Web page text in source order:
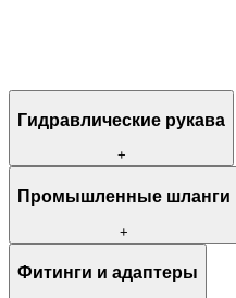
Гидравлические рукава
+
Промышленные шланги
+
Фитинги и адаптеры